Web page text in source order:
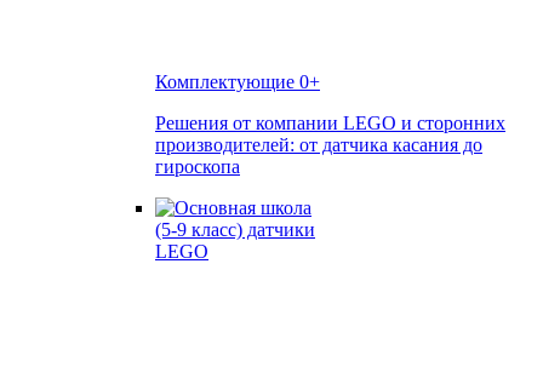
Комплектующие 0+
Решения от компании LEGO и сторонних
производителей: от датчика касания до
гироскопа